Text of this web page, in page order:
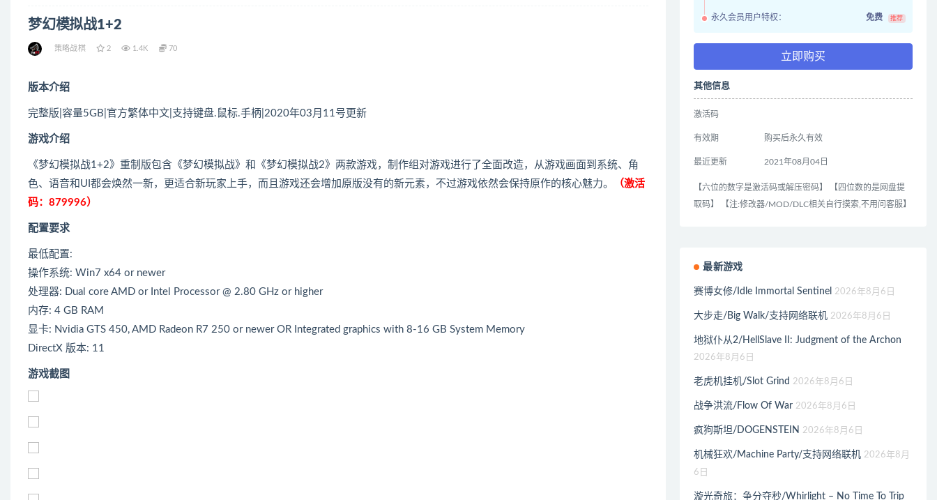
梦幻模拟战1+2
策略战棋 2 1.4K 70
版本介绍
完整版|容量5GB|官方繁体中文|支持键盘.鼠标.手柄|2020年03月11号更新
游戏介绍
《梦幻模拟战1+2》重制版包含《梦幻模拟战》和《梦幻模拟战2》两款游戏，制作组对游戏进行了全面改造，从游戏画面到系统、角
色、语音和UI都会焕然一新，更适合新玩家上手，而且游戏还会增加原版没有的新元素，不过游戏依然会保持原作的核心魅力。
（激活
码：879996）
配置要求
最低配置:
操作系统: Win7 x64 or newer
处理器: Dual core AMD or Intel Processor @ 2.80 GHz or higher
内存: 4 GB RAM
显卡: Nvidia GTS 450, AMD Radeon R7 250 or newer OR Integrated graphics with 8-16 GB System Memory
DirectX 版本: 11
游戏截图
永久会员用户特权： 免费 推荐
立即购买
其他信息
激活码
有效期 购买后永久有效
最近更新 2021年08月04日
【六位的数字是激活码或解压密码】 【四位数的是网盘提
取码】 【注:修改器/MOD/DLC相关自行摸索,不用问客服】
最新游戏
赛博女修/Idle Immortal Sentinel 2026年8月6日
大步走/Big Walk/支持网络联机 2026年8月6日
地狱仆从2/HellSlave II: Judgment of the Archon
2026年8月6日
老虎机挂机/Slot Grind 2026年8月6日
战争洪流/Flow Of War 2026年8月6日
疯狗斯坦/DOGENSTEIN 2026年8月6日
机械狂欢/Machine Party/支持网络联机 2026年8月
6日
漩光奇旅：争分夺秒/Whirlight – No Time To Trip